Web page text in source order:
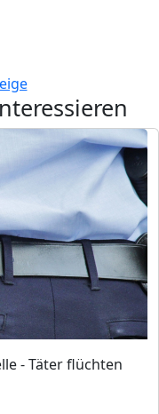
- Täter flüchten